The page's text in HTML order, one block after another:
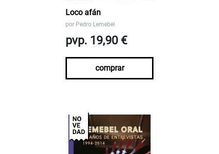
Loco afán
por Pedro Lemebel
pvp. 19,90 €
comprar